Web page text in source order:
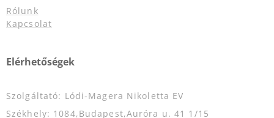
Rólunk
Kapcsolat
Elérhetőségek
Szolgáltató: Lódi-Magera Nikoletta EV
Székhely: 1084,Budapest,Auróra u. 41 1/15